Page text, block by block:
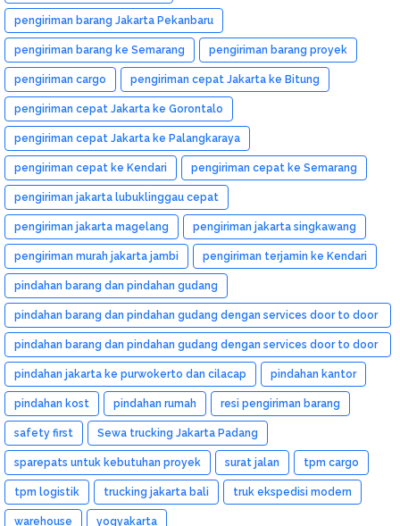
pengiriman barang Jakarta Pekanbaru
pengiriman barang ke Semarang pengiriman barang proyek
pengiriman cargo pengiriman cepat Jakarta ke Bitung
pengiriman cepat Jakarta ke Gorontalo
pengiriman cepat Jakarta ke Palangkaraya
pengiriman cepat ke Kendari pengiriman cepat ke Semarang
pengiriman jakarta lubuklinggau cepat
pengiriman jakarta magelang pengiriman jakarta singkawang
pengiriman murah jakarta jambi pengiriman terjamin ke Kendari
pindahan barang dan pindahan gudang
pindahan barang dan pindahan gudang dengan services door to door
dan murah
pindahan barang dan pindahan gudang dengan services door to door
dan murah medan
pindahan jakarta ke purwokerto dan cilacap pindahan kantor
pindahan kost pindahan rumah resi pengiriman barang
safety first Sewa trucking Jakarta Padang
sparepats untuk kebutuhan proyek surat jalan tpm cargo
tpm logistik trucking jakarta bali truk ekspedisi modern
warehouse yogyakarta